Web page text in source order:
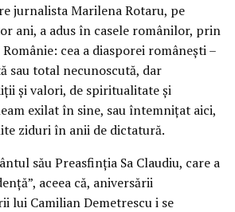
jurnalista Marilena Rotaru, pe
ani, a adus în casele românilor, prin
cea a diasporei românești –
sau total necunoscută, dar
și valori, de spiritualitate și
exilat în sine, sau întemnițat aici,
ziduri în anii de dictatură.
său Preasfinția Sa Claudiu, care a
aceea că, aniversării
lui Camilian Demetrescu i se